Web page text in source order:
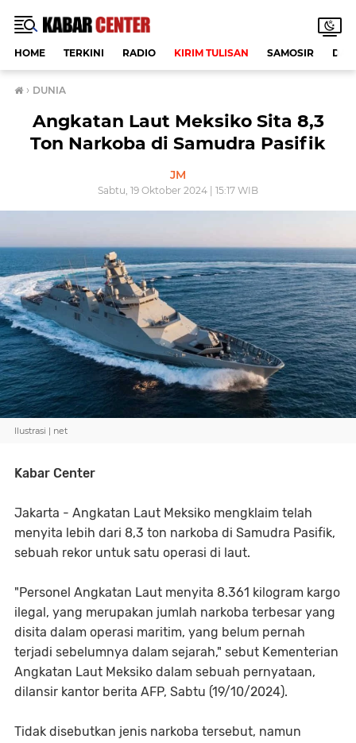
HOME TERKINI RADIO KIRIM TULISAN SAMOSIR
› DUNIA
Angkatan Laut Meksiko Sita 8,3
Ton Narkoba di Samudra Pasifik
JM
Sabtu, 19 Oktober 2024 | 15:17 WIB
Ilustrasi | net
Kabar Center
Jakarta - Angkatan Laut Meksiko mengklaim telah
menyita lebih dari 8,3 ton narkoba di Samudra Pasifik,
sebuah rekor untuk satu operasi di laut.
"Personel Angkatan Laut menyita 8.361 kilogram kargo
ilegal, yang merupakan jumlah narkoba terbesar yang
disita dalam operasi maritim, yang belum pernah
terjadi sebelumnya dalam sejarah," sebut Kementerian
Angkatan Laut Meksiko dalam sebuah pernyataan,
dilansir kantor berita AFP, Sabtu (19/10/2024).
Tidak disebutkan jenis narkoba tersebut, namun